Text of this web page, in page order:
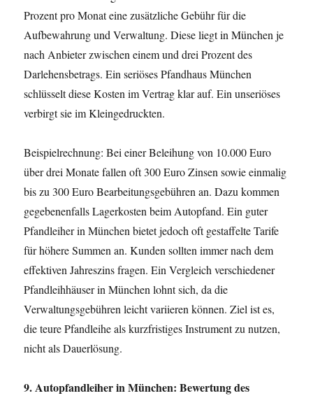
Prozent pro Monat eine zusätzliche Gebühr für die
Aufbewahrung und Verwaltung. Diese liegt in München je
nach Anbieter zwischen einem und drei Prozent des
Darlehensbetrags. Ein seriöses Pfandhaus München
schlüsselt diese Kosten im Vertrag klar auf. Ein unseriöses
verbirgt sie im Kleingedruckten.
Beispielrechnung: Bei einer Beleihung von 10.000 Euro
über drei Monate fallen oft 300 Euro Zinsen sowie einmalig
bis zu 300 Euro Bearbeitungsgebühren an. Dazu kommen
gegebenenfalls Lagerkosten beim Autopfand. Ein guter
Pfandleiher in München bietet jedoch oft gestaffelte Tarife
für höhere Summen an. Kunden sollten immer nach dem
effektiven Jahreszins fragen. Ein Vergleich verschiedener
Pfandleihhäuser in München lohnt sich, da die
Verwaltungsgebühren leicht variieren können. Ziel ist es,
die teure Pfandleihe als kurzfristiges Instrument zu nutzen,
nicht als Dauerlösung.
9. Autopfandleiher in München: Bewertung des